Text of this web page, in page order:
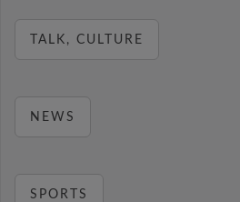
TALK, CULTURE
NEWS
SPORTS